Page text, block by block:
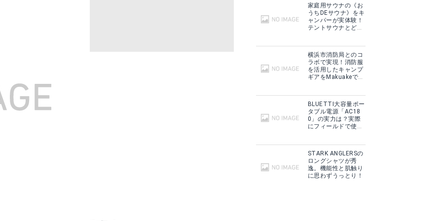
家庭用サウナの《お
うちDEサウナ》をキ
ャンパーが実体験！
テントサウナとどこ
横浜市消防局とのコ
ラボで実現！消防服
を活用したキャンプ
ギアをMakuakeで予
BLUETTI大容量ポー
タブル電源「AC18
0」の実力は？実際
にフィールドで使用
STARK ANGLERSの
ロングシャツが秀
逸。機能性と肌触り
に思わずうっとり！